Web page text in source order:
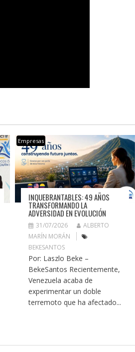
Empresas
INQUEBRANTABLES: 49 AÑOS
TRANSFORMANDO LA
ADVERSIDAD EN EVOLUCIÓN
31/07/2026
ALBERTO
MARÍN MORÁN
BEKESANTOS
Por: Laszlo Beke –
BekeSantos Recientemente,
Venezuela acaba de
experimentar un doble
terremoto que ha afectado...